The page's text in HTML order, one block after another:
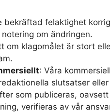
bekräftad felaktighet
om ändringen.
om klagomålet är stort
: Våra
slutsatser
som publiceras,
verifieras av vår